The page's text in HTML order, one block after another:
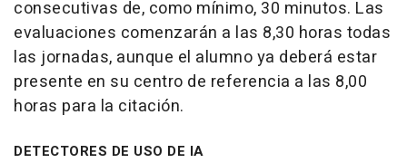
consecutivas de, como mínimo, 30 minutos. Las
evaluaciones comenzarán a las 8,30 horas todas
las jornadas, aunque el alumno ya deberá estar
presente en su centro de referencia a las 8,00
horas para la citación.
DETECTORES DE USO DE IA